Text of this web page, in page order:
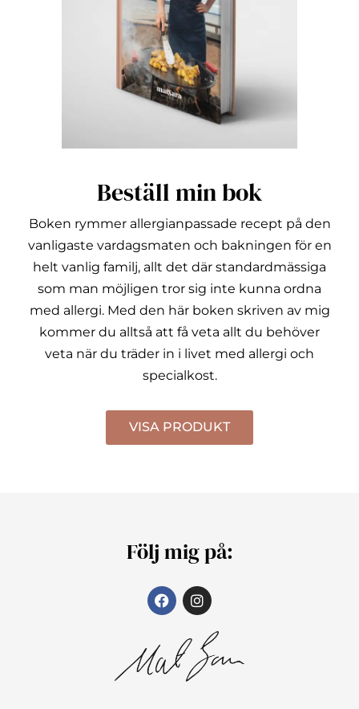
Beställ min bok
Boken rymmer allergianpassade recept på den
vanligaste vardagsmaten och bakningen för en
helt vanlig familj, allt det där standardmässiga
som man möjligen tror sig inte kunna ordna
med allergi. Med den här boken skriven av mig
kommer du alltså att få veta allt du behöver
veta när du träder in i livet med allergi och
specialkost.
VISA PRODUKT
Följ mig på: